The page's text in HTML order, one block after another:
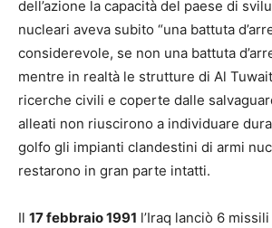
dell’azione la capacità del paese di
nucleari aveva subito “una battuta
considerevole, se non una battuta
mentre in realtà le strutture di Al
ricerche civili e coperte dalle
alleati non riuscirono a individuare
golfo gli impianti clandestini di armi
restarono in gran parte intatti.
Il 17 febbraio 1991 l’Iraq lanciò 6